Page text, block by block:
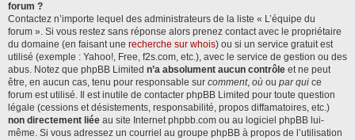
forum ?
Contactez n’importe lequel des administrateurs de la liste « L’équipe du
forum ». Si vous restez sans réponse alors prenez contact avec le propriétaire
du domaine (en faisant une recherche sur whois) ou si un service gratuit est
utilisé (exemple : Yahoo!, Free, f2s.com, etc.), avec le service de gestion ou des
abus. Notez que phpBB Limited n’a absolument aucun contrôle et ne peut
être, en aucun cas, tenu pour responsable sur comment, où ou par qui ce
forum est utilisé. Il est inutile de contacter phpBB Limited pour toute question
légale (cessions et désistements, responsabilité, propos diffamatoires, etc.)
non directement liée au site Internet phpbb.com ou au logiciel phpBB lui-
même. Si vous adressez un courriel au groupe phpBB à propos de l’utilisation